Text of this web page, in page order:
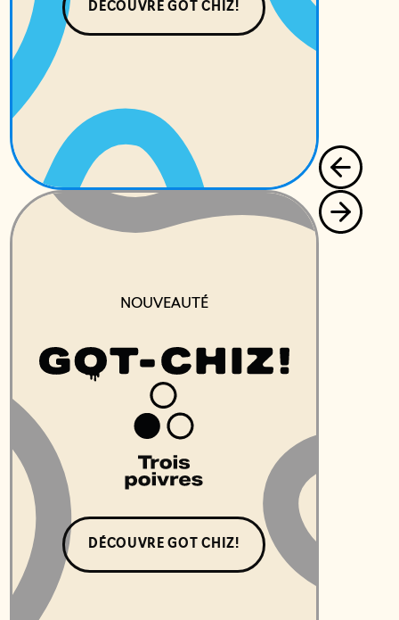
DÉCOUVRE GOT CHIZ!
NOUVEAUTÉ
DÉCOUVRE GOT CHIZ!